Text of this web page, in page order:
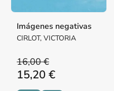
Imágenes negativas
CIRLOT, VICTORIA
16,00 €
15,20 €